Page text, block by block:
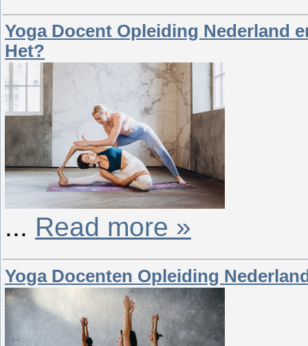
Yoga Docent Opleiding Nederland
Het?
... Read more »
Yoga Docenten Opleiding